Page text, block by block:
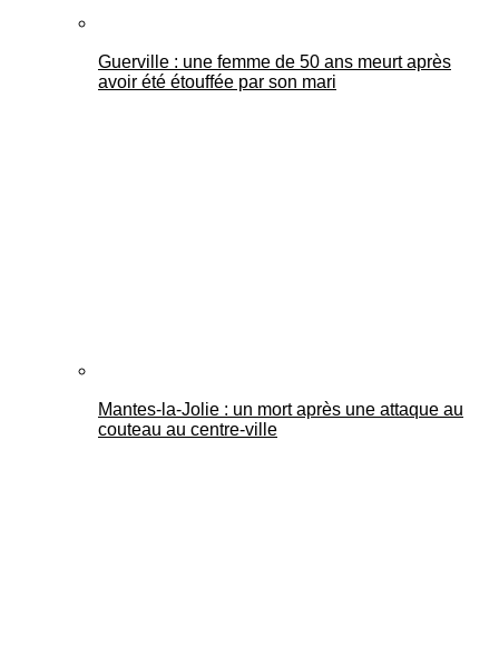
Guerville : une femme de 50 ans meurt après
avoir été étouffée par son mari
Mantes-la-Jolie : un mort après une attaque au
couteau au centre-ville